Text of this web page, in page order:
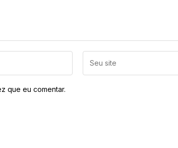
que eu comentar.